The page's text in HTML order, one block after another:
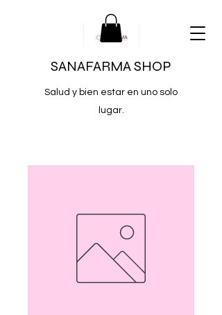
SANAFARMA SHOP
Salud y bien estar en uno solo
lugar.